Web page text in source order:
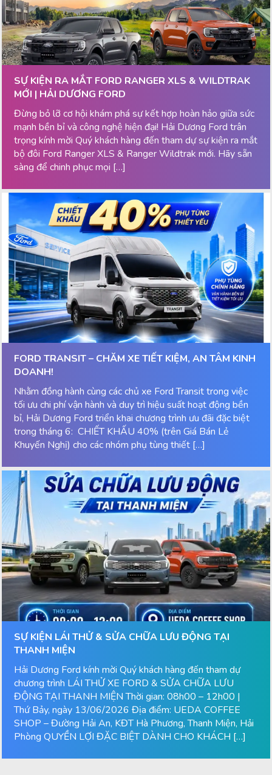
SỰ KIỆN RA MẮT FORD RANGER XLS & WILDTRAK
MỚI | HẢI DƯƠNG FORD
Đừng bỏ lỡ cơ hội khám phá sự kết hợp hoàn hảo giữa sức
mạnh bền bỉ và công nghệ hiện đại! Hải Dương Ford trân
trọng kính mời Quý khách hàng đến tham dự sự kiện ra mắt
bộ đôi Ford Ranger XLS & Ranger Wildtrak mới. Hãy sẵn
sàng để chinh phục mọi […]
FORD TRANSIT – CHĂM XE TIẾT KIỆM, AN TÂM KINH
DOANH!
Nhằm đồng hành cùng các chủ xe Ford Transit trong việc
tối ưu chi phí vận hành và duy trì hiệu suất hoạt động bền
bỉ, Hải Dương Ford triển khai chương trình ưu đãi đặc biệt
trong tháng 6: CHIẾT KHẤU 40% (trên Giá Bán Lẻ
Khuyến Nghị) cho các nhóm phụ tùng thiết […]
SỰ KIỆN LÁI THỬ & SỬA CHỮA LƯU ĐỘNG TẠI
THANH MIỆN
Hải Dương Ford kính mời Quý khách hàng đến tham dự
chương trình LÁI THỬ XE FORD & SỬA CHỮA LƯU
ĐỘNG TẠI THANH MIỆN Thời gian: 08h00 – 12h00 |
Thứ Bảy, ngày 13/06/2026 Địa điểm: UEDA COFFEE
SHOP – Đường Hải An, KĐT Hà Phương, Thanh Miện, Hải
Phòng QUYỀN LỢI ĐẶC BIỆT DÀNH CHO KHÁCH […]